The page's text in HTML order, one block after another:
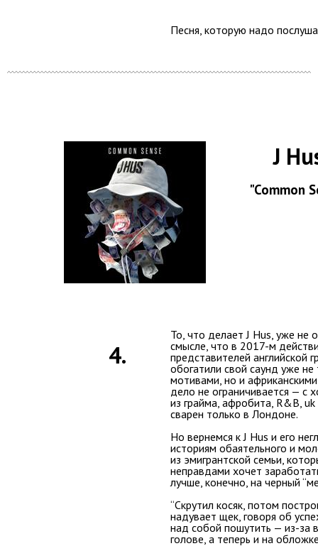
Песня, которую надо
J
"Common
4.
То, что делает J Hus, уже не
смысле, что в 2017-м
представителей английской
обогатили свой саунд уже не
мотивами, но и
дело не ограничивается — с
из грайма, афробита, R&B,
сварен только в Лондоне.
Но вернемся к J Hus и его
историям обаятельного и
из эмигрантской семьи,
неправдами хочет
лучше, конечно, на черный
“Скрутил косяк, потом
надувает щек, говоря об
над собой пошутить — из-за
голове, а теперь и на